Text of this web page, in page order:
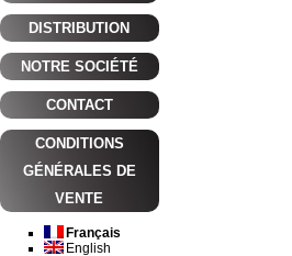
DISTRIBUTION
NOTRE SOCIÉTÉ
CONTACT
CONDITIONS
GÉNÉRALES DE
VENTE
Français
English